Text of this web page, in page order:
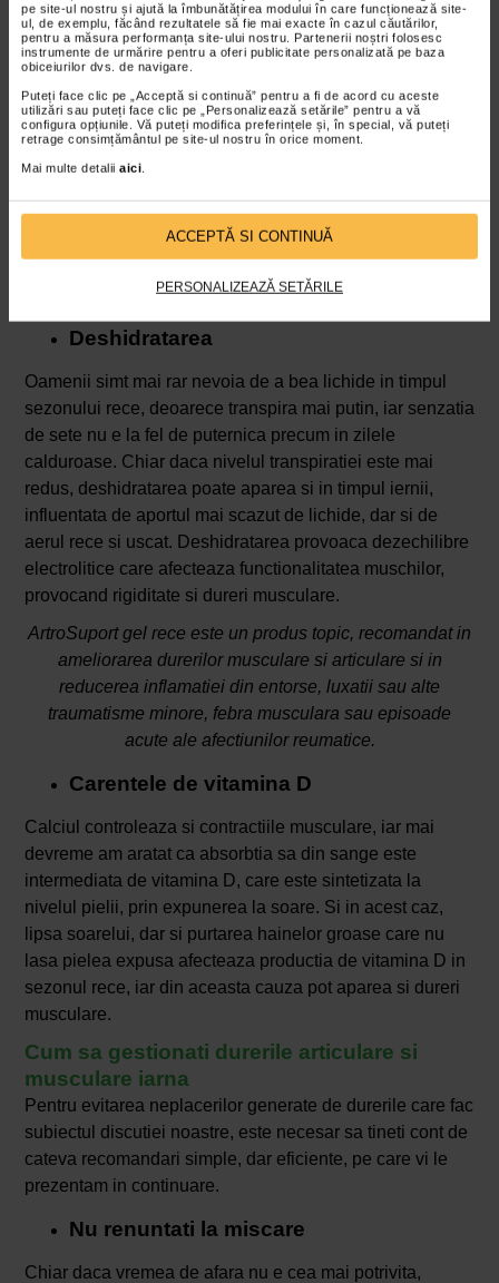
pe site-ul nostru și ajută la îmbunătățirea modului în care funcționează site-
ul, de exemplu, făcând rezultatele să fie mai exacte în cazul căutărilor,
pentru a măsura performanța site-ului nostru. Partenerii noștri folosesc
instrumente de urmărire pentru a oferi publicitate personalizată pe baza
obiceiurilor dvs. de navigare.
Puteți face clic pe „Acceptă si continuă” pentru a fi de acord cu aceste
utilizări sau puteți face clic pe „Personalizează setările” pentru a vă
configura opțiunile. Vă puteți modifica preferințele și, în special, vă puteți
retrage consimțământul pe site-ul nostru în orice moment.
Mai multe detalii aici
ACCEPTĂ SI CONTINUĂ
PERSONALIZEAZĂ SETĂRILE
si gripei nu sunt severe si dispar in cateva zile, pe
masura ce sistemul imunitar anihileaza agentii patogeni
care au produs infectia.
Lipsa activitatii fizice
In sezonul rece oamenii tind sa fie mai sedentari, intrucat
devreme descurajeaza iesitul din casa si miscarea in aer
liber. Dupa o anumita perioada de inactivitate muschii
solicitante este insotita deseori dedureri musculare
Deshidratarea
Oamenii simt mai rar nevoia de a bea lichide in timpul
sezonului rece, deoarece transpira mai putin, iar senzatia
de sete nu e la fel de puternica precum in zilele
calduroase. Chiar daca nivelul transpiratiei este mai
redus, deshidratarea poate aparea si in timpul iernii,
influentata de aportul mai scazut de lichide, dar si de
aerul rece si uscat. Deshidratarea provoaca dezechilibre
electrolitice care afecteaza functionalitatea muschilor,
provocand rigiditate si dureri musculare.
ArtroSuport gel rece este un produs topic, recomandat in
ameliorarea durerilor musculare si articulare si in
reducerea inflamatiei din entorse, luxatii sau alte
traumatisme minore, febra musculara sau episoade
acute ale afectiunilor reumatice.
Carentele de vitamina D
Calciul controleaza si contractiile musculare, iar mai
devreme am aratat ca absorbtia sa din sange este
intermediata de vitamina D, care este sintetizata la
nivelul pielii, prin expunerea la soare. Si in acest caz,
lipsa soarelui, dar si purtarea hainelor groase care nu
lasa pielea expusa afecteaza productia de vitamina D in
sezonul rece, iar din aceasta cauza pot aparea si dureri
musculare.
Cum sa gestionati durerile articulare si
musculare iarna
Pentru evitarea neplacerilor generate de durerile care fac
subiectul discutiei noastre, este necesar sa tineti cont de
cateva recomandari simple, dar eficiente, pe care vi le
prezentam in continuare.
Nu renuntati la miscare
Chiar daca vremea de afara nu e cea mai potrivita,